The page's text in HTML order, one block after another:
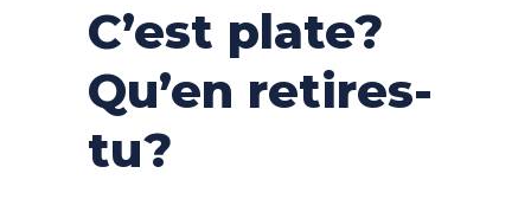
C’est plate?
Qu’en retires-
tu?